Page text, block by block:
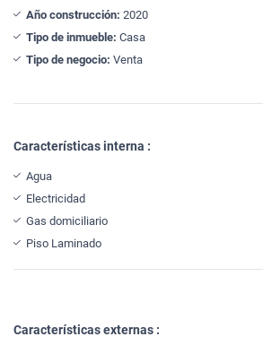
Año construcción: 2020
Tipo de inmueble: Casa
Tipo de negocio: Venta
Características interna :
Agua
Electricidad
Gas domiciliario
Piso Laminado
Características externas :